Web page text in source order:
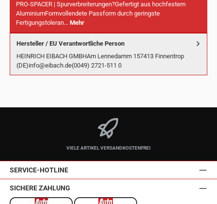
PRO-SPACER | Spurverbreiterungen?Gefertigt aus hochfestem
AluminiumFormvollendete Passform durch geringste
Fertigungstoleran… Mehr
Hersteller / EU Verantwortliche Person
HEINRICH EIBACH GMBHAm Lennedamm 157413 Finnentrop
(DE)info@eibach.de(0049) 2721-511 0
VIELE ARTIKEL VERSANDKOSTENFREI
SERVICE-HOTLINE
SICHERE ZAHLUNG